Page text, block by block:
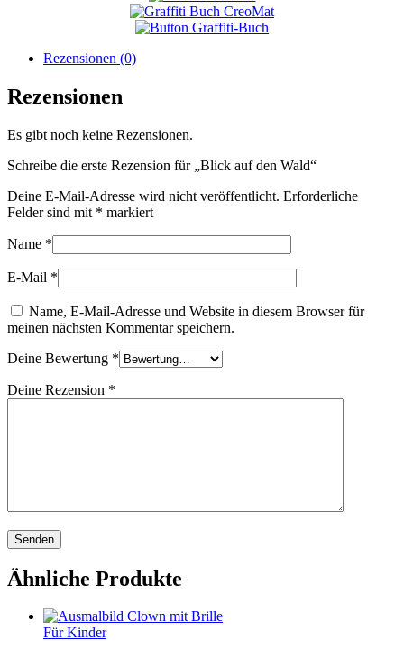
Rezensionen (0)
Rezensionen
Es gibt noch keine Rezensionen.
Schreibe die erste Rezension für „Blick auf den Wald“
Deine E-Mail-Adresse wird nicht veröffentlicht. Erforderliche
Felder sind mit * markiert
Name *
E-Mail *
Name, E-Mail-Adresse und Website in diesem Browser für
meinen nächsten Kommentar speichern.
Deine Bewertung *
Deine Rezension *
Ähnliche Produkte
Für Kinder